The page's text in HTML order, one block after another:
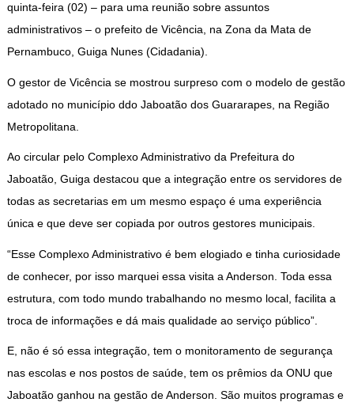
quinta-feira (02) – para uma reunião sobre assuntos
administrativos – o prefeito de Vicência, na Zona da Mata de
Pernambuco, Guiga Nunes (Cidadania).
O gestor de Vicência se mostrou surpreso com o modelo de gestão
adotado no município ddo Jaboatão dos Guararapes, na Região
Metropolitana.
Ao circular pelo Complexo Administrativo da Prefeitura do
Jaboatão, Guiga destacou que a integração entre os servidores de
todas as secretarias em um mesmo espaço é uma experiência
única e que deve ser copiada por outros gestores municipais.
“Esse Complexo Administrativo é bem elogiado e tinha curiosidade
de conhecer, por isso marquei essa visita a Anderson. Toda essa
estrutura, com todo mundo trabalhando no mesmo local, facilita a
troca de informações e dá mais qualidade ao serviço público”.
E, não é só essa integração, tem o monitoramento de segurança
nas escolas e nos postos de saúde, tem os prêmios da ONU que
Jaboatão ganhou na gestão de Anderson. São muitos programas e